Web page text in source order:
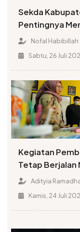
Sekda
Pentingnya
dalamNofal Habibillah
Sabtu, 26 Juli
Kegiatan
Tetap Berjalan
Adityia
Kamis, 24 Juli